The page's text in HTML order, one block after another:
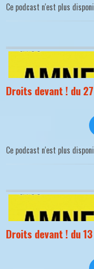
Ce podcast n'est plus
Droits devant ! du
Ce podcast n'est plus
Droits devant ! du